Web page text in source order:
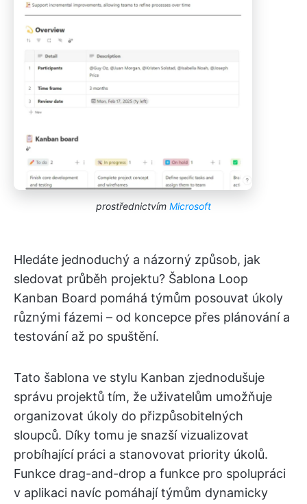
prostřednictvím Microsoft
Hledáte jednoduchý a názorný způsob, jak
sledovat průběh projektu? Šablona Loop
Kanban Board pomáhá týmům posouvat úkoly
různými fázemi – od koncepce přes plánování a
testování až po spuštění.
Tato šablona ve stylu Kanban zjednodušuje
správu projektů tím, že uživatelům umožňuje
organizovat úkoly do přizpůsobitelných
sloupců. Díky tomu je snazší vizualizovat
probíhající práci a stanovovat priority úkolů.
Funkce drag-and-drop a funkce pro spolupráci
v aplikaci navíc pomáhají týmům dynamicky